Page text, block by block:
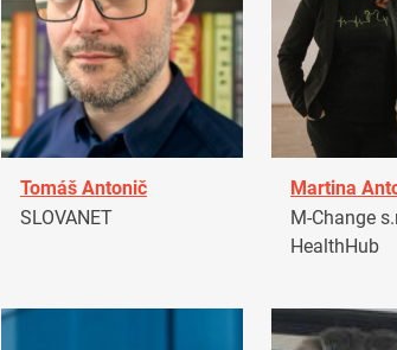
Tomáš Antonič
SLOVANET
Martina
M-Change
HealthHub